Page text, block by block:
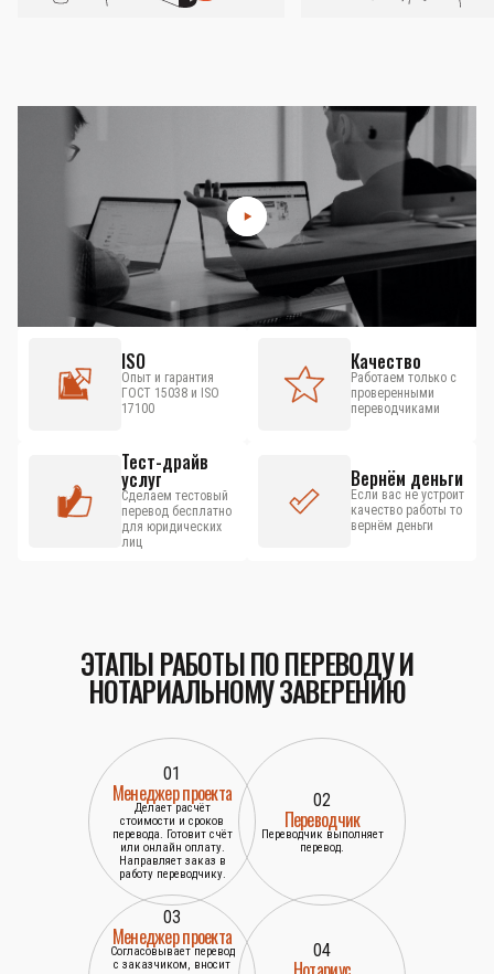
ISO
Опыт и гарантия
ГОСТ 15038 и ISO
17100
Качество
Работаем только с
проверенными
переводчиками
Тест-драйв
услуг
Сделаем тестовый
перевод бесплатно
для юридических
лиц
Вернём деньги
Если вас не устроит
качество работы то
вернём деньги
ЭТАПЫ РАБОТЫ ПО ПЕРЕВОДУ И
НОТАРИАЛЬНОМУ ЗАВЕРЕНИЮ
01
Менеджер проекта
Делает расчёт
стоимости и сроков
перевода. Готовит счёт
или онлайн оплату.
Направляет заказ в
работу переводчику.
02
Переводчик
Переводчик выполняет
перевод.
03
Менеджер проекта
Согласовывает перевод
с заказчиком, вносит
04